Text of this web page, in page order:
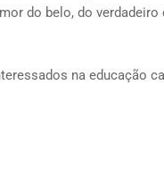
do belo, do
na educação